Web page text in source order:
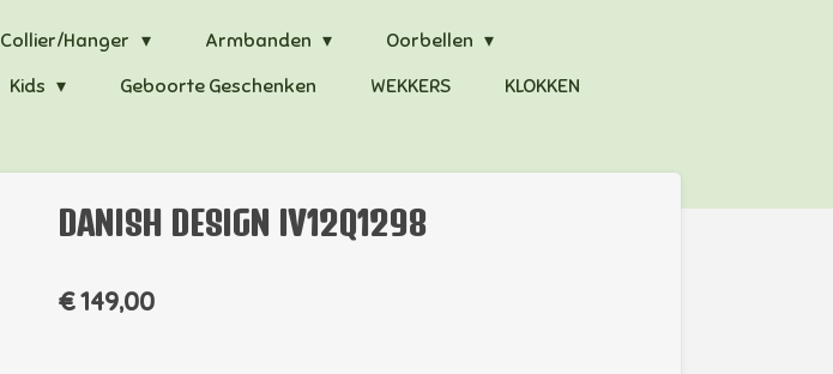
Collier/Hanger Armbanden
Oorbellen
Kids Geboorte Geschenken WEKKERS
KLOKKEN
DANISH DESIGN IV12Q1298
€ 149,00